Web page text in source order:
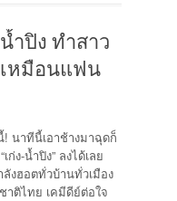
ำปิง ทำสาว
หมือนแฟน
นาทีนี้เอาช้างมาฉุดก็
ง-น้ำปิง” ลงได้เลย
ลังฮอตทั่วบ้านทั่วเมือง
าติไทย เคมีดีย์ต่อใจ